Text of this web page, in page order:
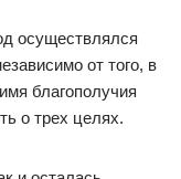
осуществлялся
от того, в
благополучия
о трех целях.